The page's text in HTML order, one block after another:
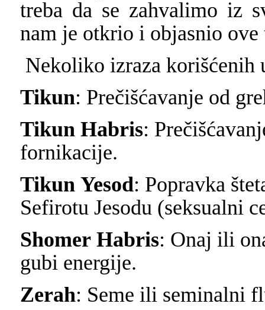
treba da se zahvalimo iz
nam je otkrio i objasnio
Nekoliko izraza korišćenih
Tikun: Prečišćavanje od
Tikun Habris:
fornikacije.
Tikun Yesod: Popravka
Sefirotu Jesodu (seksualni
Shomer Habris: Onaj ili
gubi energije.
Zerah: Seme ili seminalni